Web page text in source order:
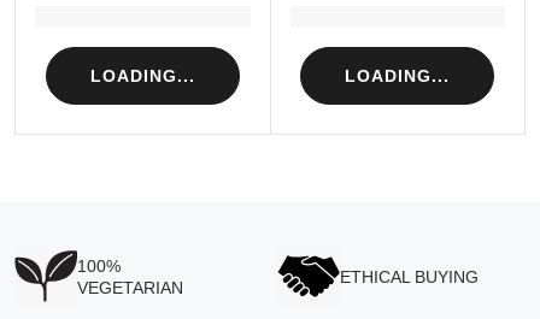
LOADING... LOADING...
100%
VEGETARIAN
ETHICAL BUYING